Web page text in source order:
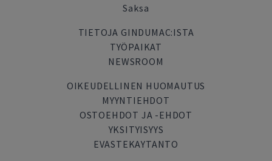
Saksa
TIETOJA GINDUMAC:ISTA
TYÖPAIKAT
NEWSROOM
OIKEUDELLINEN HUOMAUTUS
MYYNTIEHDOT
OSTOEHDOT JA -EHDOT
YKSITYISYYS
EVASTEKAYTANTO